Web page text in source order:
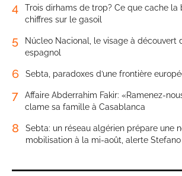
4
Trois dirhams de trop? Ce que cache la
chiffres sur le gasoil
5
Núcleo Nacional, le visage à découvert
espagnol
6 Sebta, paradoxes d’une frontière
7
Affaire Abderrahim Fakir: «Ramenez-
clame sa famille à Casablanca
8
Sebta: un réseau algérien prépare une
mobilisation à la mi-août, alerte Stefano